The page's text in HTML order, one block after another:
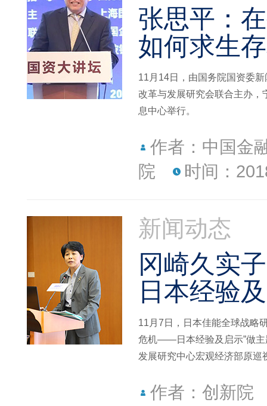
张思平：
如何求生
11月14日，由国务院国资委
改革与发展研究会联合主办，
息中心举行。
作者：中国金
院
时间：
新闻动态
冈崎久实
日本经验
11月7日，日本佳能全球战略
危机——日本经验及启示”做主
发展研究中心宏观经济部原
作者：创新院